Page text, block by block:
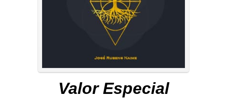
Valor Especial